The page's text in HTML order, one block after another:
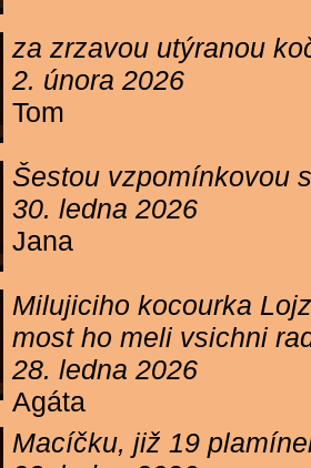
za zrzavou utýranou
2. února 2026
Tom
Šestou vzpomínkovou
30. ledna 2026
Jana
Milujiciho kocourka
most ho meli vsichni
28. ledna 2026
Agáta
Macíčku, již 19